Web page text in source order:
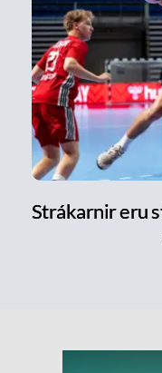
Strákarnir eru